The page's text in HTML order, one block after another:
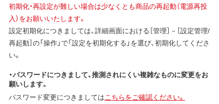
初期化・再設定が難しい場合は少なくとも商品の再起動（電源再投
入）をお願いいたします。
設定初期化につきましては、詳細画面における［管理］－［設定管理/
再起動］の「操作」で「設定を初期化する」を選び、初期化してくださ
い。
・パスワードにつきまして、推測されにくい複雑なものに変更をお
願いします。
パスワード変更につきましてはこちらをご確認ください。